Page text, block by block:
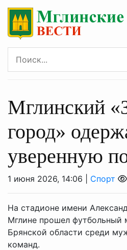
Мглинский
город»
уверенную
1 июня 2026, 14:06 | Спорт
На стадионе имени
Мглине прошел футбольный
Брянской области среди
команд.